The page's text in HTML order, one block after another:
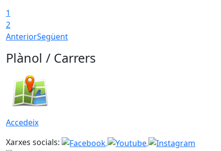
1
2
AnteriorSegüent
Plànol / Carrers
Accedeix
Xarxes socials: